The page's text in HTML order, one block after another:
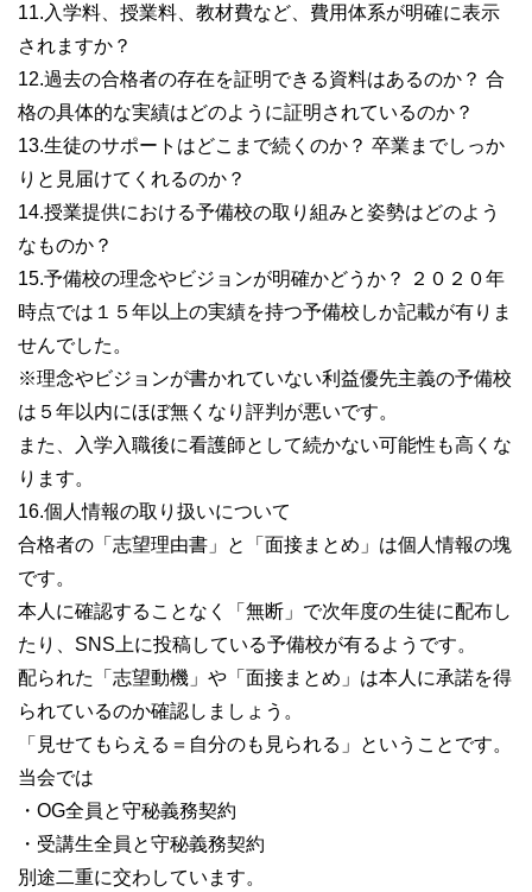
11.入学料、授業料、教材費など、費用体系が明確に表示
されますか？
12.過去の合格者の存在を証明できる資料はあるのか？ 合
格の具体的な実績はどのように証明されているのか？
13.生徒のサポートはどこまで続くのか？ 卒業までしっか
りと見届けてくれるのか？
14.授業提供における予備校の取り組みと姿勢はどのよう
なものか？
15.予備校の理念やビジョンが明確かどうか？ ２０２０年
時点では１５年以上の実績を持つ予備校しか記載が有りま
せんでした。
※理念やビジョンが書かれていない利益優先主義の予備校
は５年以内にほぼ無くなり評判が悪いです。
また、入学入職後に看護師として続かない可能性も高くな
ります。
16.個人情報の取り扱いについて
合格者の「志望理由書」と「面接まとめ」は個人情報の塊
です。
本人に確認することなく「無断」で次年度の生徒に配布し
たり、SNS上に投稿している予備校が有るようです。
配られた「志望動機」や「面接まとめ」は本人に承諾を得
られているのか確認しましょう。
「見せてもらえる＝自分のも見られる」ということです。
当会では
・OG全員と守秘義務契約
・受講生全員と守秘義務契約
別途二重に交わしています。